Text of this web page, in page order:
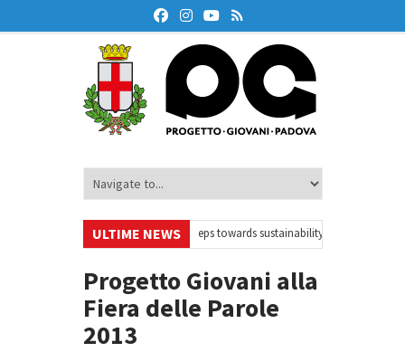
ULTIME NEWS
Your small steps towards sustainability – Volontariato
Oxford Debate Lab – Borse di studio 2026/27 •
Progetto Giovani alla
Fiera delle Parole
2013